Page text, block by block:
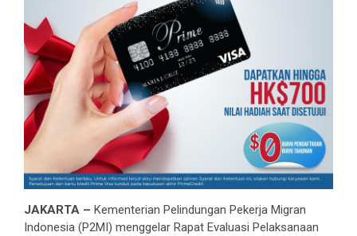
JAKARTA – Kementerian Pelindungan Pekerja Migran
Indonesia (P2MI) menggelar Rapat Evaluasi Pelaksanaan